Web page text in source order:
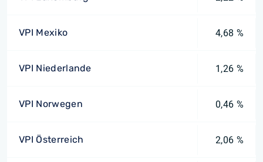
VPI Mexiko 4,68 %
VPI Niederlande 1,26 %
VPI Norwegen 0,46 %
VPI Österreich 2,06 %